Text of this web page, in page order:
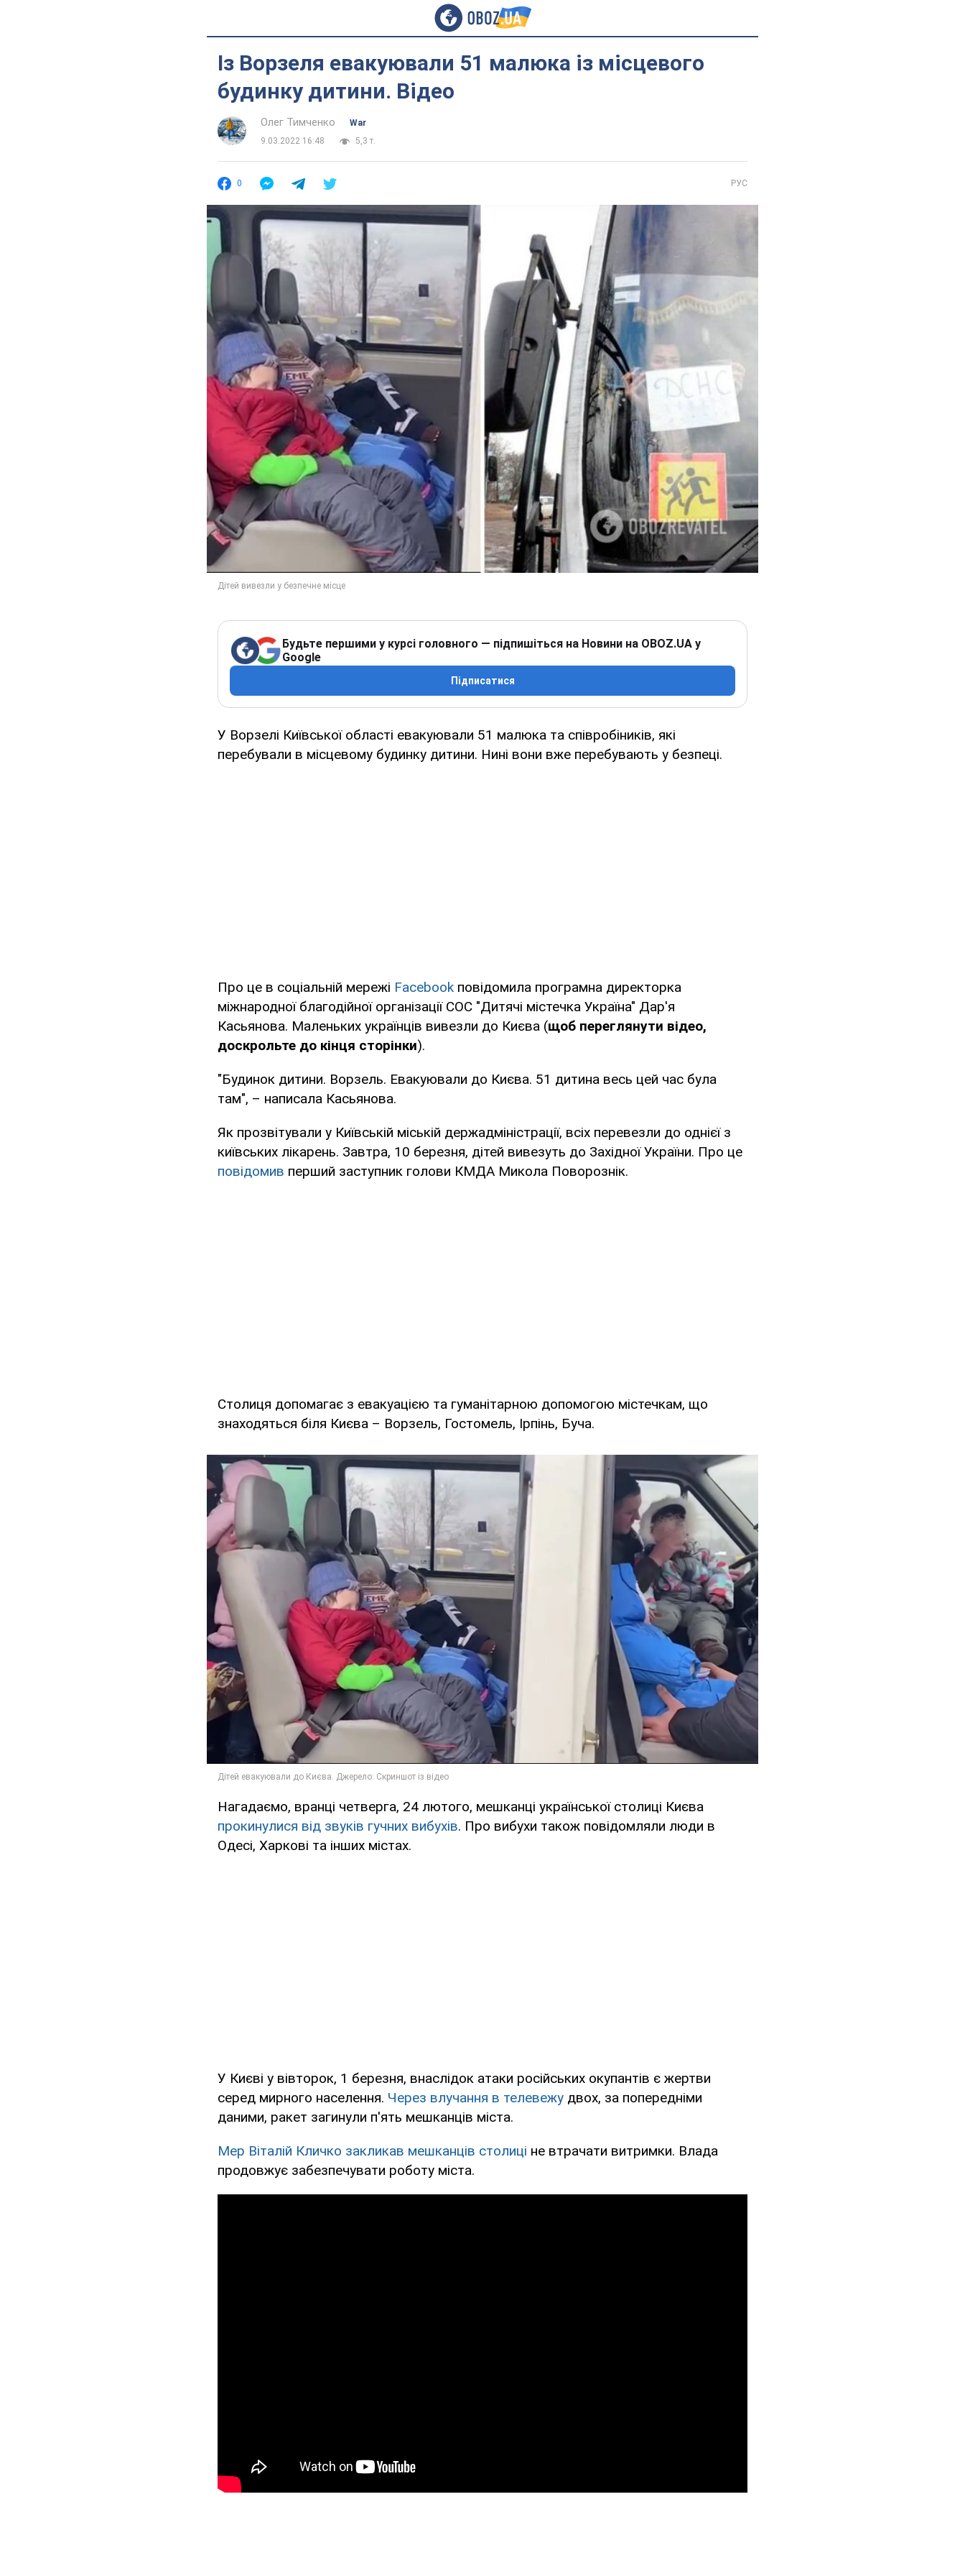
Із Ворзеля евакуювали 51 малюка із місцевого
будинку дитини. Відео
Олег Тимченко
War
9.03.2022 16:48
5,3 т.
0 РУС
Будьте першими у курсі головного — підпишіться на Новини на OBOZ.UA у
Google
Підписатися
У Ворзелі Київської області евакуювали 51 малюка та співробіників, які
перебували в місцевому будинку дитини. Нині вони вже перебувають у безпеці.
Про це в соціальній мережі Facebook повідомила програмна директорка
міжнародної благодійної організації СОС "Дитячі містечка Україна" Дар'я
Касьянова. Маленьких українців вивезли до Києва (щоб переглянути відео,
доскрольте до кінця сторінки).
"Будинок дитини. Ворзель. Евакуювали до Києва. 51 дитина весь цей час була
там", – написала Касьянова.
Як прозвітували у Київській міській держадміністрації, всіх перевезли до однієї з
київських лікарень. Завтра, 10 березня, дітей вивезуть до Західної України. Про це
повідомив перший заступник голови КМДА Микола Поворознік.
Столиця допомагає з евакуацією та гуманітарною допомогою містечкам, що
знаходяться біля Києва – Ворзель, Гостомель, Ірпінь, Буча.
Нагадаємо, вранці четверга, 24 лютого, мешканці української столиці Києва
прокинулися від звуків гучних вибухів. Про вибухи також повідомляли люди в
Одесі, Харкові та інших містах.
У Києві у вівторок, 1 березня, внаслідок атаки російських окупантів є жертви
серед мирного населення. Через влучання в телевежу двох, за попередніми
даними, ракет загинули п'ять мешканців міста.
Мер Віталій Кличко закликав мешканців столиці не втрачати витримки. Влада
продовжує забезпечувати роботу міста.